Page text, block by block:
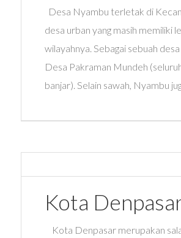
Desa Nyambu terletak di
desa urban yang masih memiliki
wilayahnya. Sebagai sebuah
Desa Pakraman Mundeh
banjar). Selain sawah, Nyambu
Kota
Kota Denpasar merupakan